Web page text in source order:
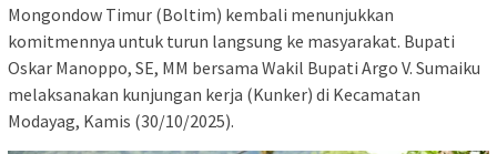
Mongondow Timur (Boltim) kembali menunjukkan
komitmennya untuk turun langsung ke masyarakat. Bupati
Oskar Manoppo, SE, MM bersama Wakil Bupati Argo V. Sumaiku
melaksanakan kunjungan kerja (Kunker) di Kecamatan
Modayag, Kamis (30/10/2025).